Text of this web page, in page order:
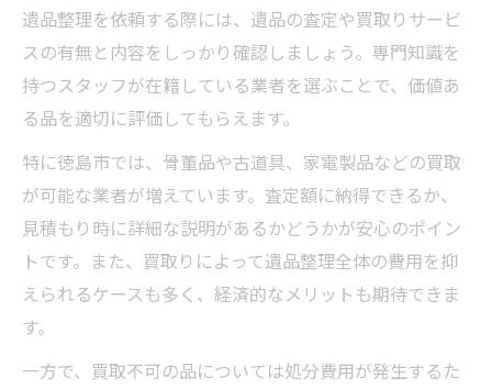
遺品整理を依頼する際には、遺品の査定や買取りサービ
スの有無と内容をしっかり確認しましょう。専門知識を
持つスタッフが在籍している業者を選ぶことで、価値あ
る品を適切に評価してもらえます。
特に徳島市では、骨董品や古道具、家電製品などの買取
が可能な業者が増えています。査定額に納得できるか、
見積もり時に詳細な説明があるかどうかが安心のポイン
トです。また、買取りによって遺品整理全体の費用を抑
えられるケースも多く、経済的なメリットも期待できま
す。
一方で、買取不可の品については処分費用が発生するた